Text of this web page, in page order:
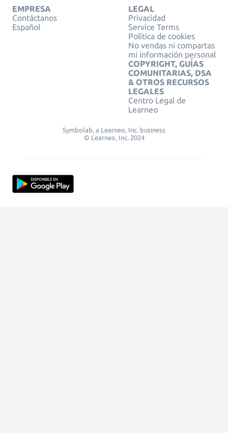
EMPRESA
Contáctanos
Español
LEGAL
Privacidad
Service Terms
Política de cookies
No vendas ni compartas
mi información personal
COPYRIGHT, GUÍAS
COMUNITARIAS, DSA
& OTROS RECURSOS
LEGALES
Centro Legal de
Learneo
Symbolab, a Learneo, Inc. business
© Learneo, Inc. 2024